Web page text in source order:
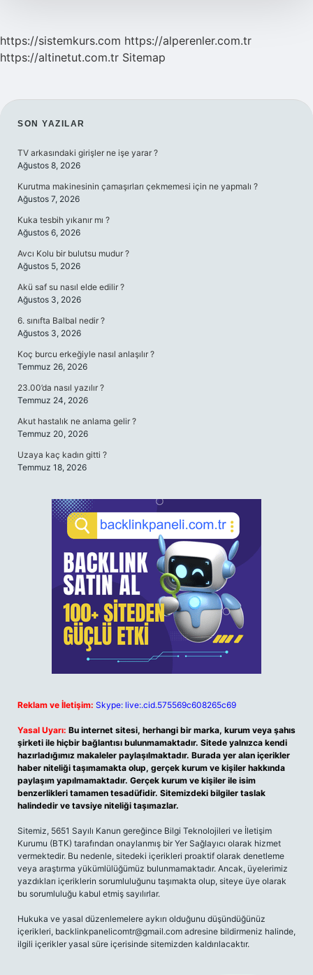
https://sistemkurs.com https://alperenler.com.tr
https://altinetut.com.tr Sitemap
SIDEBAR
SON YAZILAR
TV arkasındaki girişler ne işe yarar ?
Ağustos 8, 2026
Kurutma makinesinin çamaşırları çekmemesi için ne yapmalı ?
Ağustos 7, 2026
Kuka tesbih yıkanır mı ?
Ağustos 6, 2026
Avcı Kolu bir bulutsu mudur ?
Ağustos 5, 2026
Akü saf su nasıl elde edilir ?
Ağustos 3, 2026
6. sınıfta Balbal nedir ?
Ağustos 3, 2026
Koç burcu erkeğiyle nasıl anlaşılır ?
Temmuz 26, 2026
23.00’da nasıl yazılır ?
Temmuz 24, 2026
Akut hastalık ne anlama gelir ?
Temmuz 20, 2026
Uzaya kaç kadın gitti ?
Temmuz 18, 2026
Reklam ve İletişim: Skype: live:.cid.575569c608265c69
Yasal Uyarı: Bu internet sitesi, herhangi bir marka, kurum veya şahıs
şirketi ile hiçbir bağlantısı bulunmamaktadır. Sitede yalnızca kendi
hazırladığımız makaleler paylaşılmaktadır. Burada yer alan içerikler
haber niteliği taşımamakta olup, gerçek kurum ve kişiler hakkında
paylaşım yapılmamaktadır. Gerçek kurum ve kişiler ile isim
benzerlikleri tamamen tesadüfidir. Sitemizdeki bilgiler taslak
halindedir ve tavsiye niteliği taşımazlar.
Sitemiz, 5651 Sayılı Kanun gereğince Bilgi Teknolojileri ve İletişim
Kurumu (BTK) tarafından onaylanmış bir Yer Sağlayıcı olarak hizmet
vermektedir. Bu nedenle, sitedeki içerikleri proaktif olarak denetleme
veya araştırma yükümlülüğümüz bulunmamaktadır. Ancak, üyelerimiz
yazdıkları içeriklerin sorumluluğunu taşımakta olup, siteye üye olarak
bu sorumluluğu kabul etmiş sayılırlar.
Hukuka ve yasal düzenlemelere aykırı olduğunu düşündüğünüz
içerikleri, backlinkpanelicomtr@gmail.com adresine bildirmeniz halinde,
ilgili içerikler yasal süre içerisinde sitemizden kaldırılacaktır.